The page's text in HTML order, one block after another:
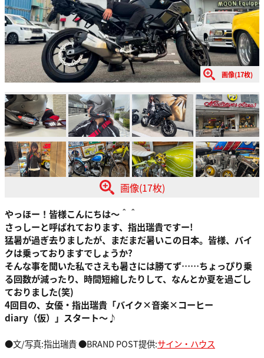
画像(17枚)
画像(17枚)
やっほー！皆様こんにちは～＾＾
さっしーと呼ばれております、指出瑞貴ですー!
猛暑が過ぎ去りましたが、まだまだ暑いこの日本。皆様、バイ
クは乗っておりますでしょうか?
そんな事を聞いた私でさえも暑さには勝てず……ちょっぴり乗
る回数が減ったり、時間短縮したりして、なんとか夏を過ごし
ておりました(笑)
4回目の、女優・指出瑞貴「バイク×音楽×コーヒー
diary（仮）」スタート～♪
●⽂/写真:指出瑞貴 ●BRAND POST提供:サイン・ハウス